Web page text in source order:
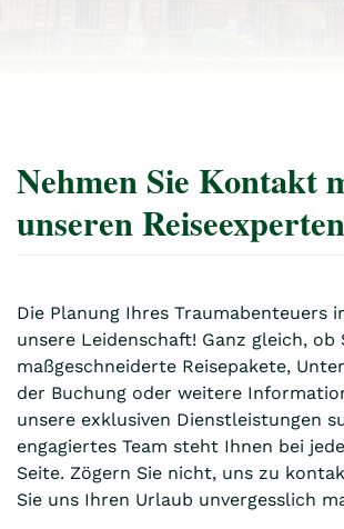
Nehmen Sie Kontakt
unseren
Die Planung Ihres Traumabenteuers
unsere Leidenschaft! Ganz gleich, ob
maßgeschneiderte Reisepakete,
der Buchung oder weitere
unsere exklusiven Dienstleistungen
engagiertes Team steht Ihnen bei
Seite. Zögern Sie nicht, uns zu
Sie uns Ihren Urlaub unvergesslich